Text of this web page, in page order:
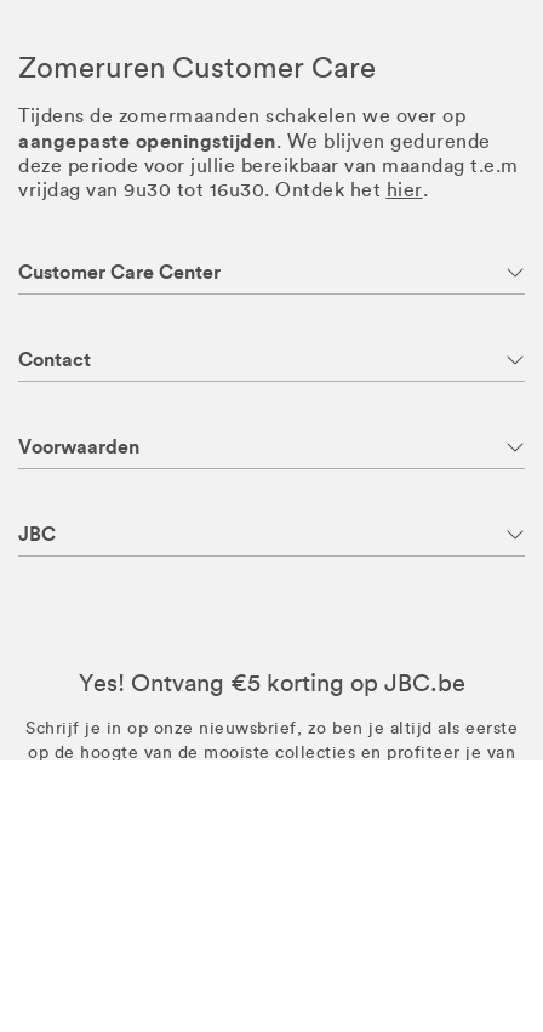
Zomeruren Customer Care
Tijdens de zomermaanden schakelen we over op
aangepaste openingstijden. We blijven gedurende
deze periode voor jullie bereikbaar van maandag t.e.m
vrijdag van 9u30 tot 16u30. Ontdek het hier.
Customer Care Center
Contact
Voorwaarden
JBC
Yes! Ontvang €5 korting op JBC.be
Schrijf je in op onze nieuwsbrief, zo ben je altijd als eerste
op de hoogte van de mooiste collecties en profiteer je van